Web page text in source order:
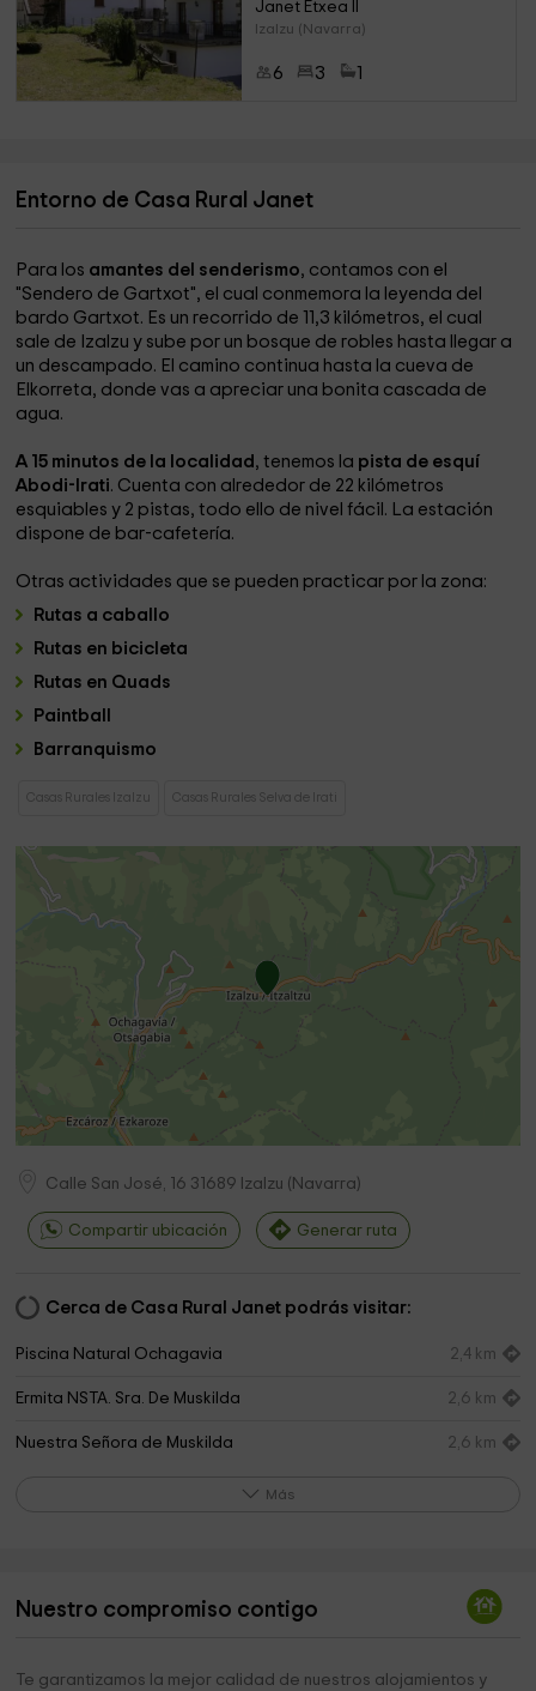
Janet Etxea II
Izalzu (Navarra)
6 3
Entorno de Casa Rural Janet
Para los amantes del senderismo, contamos con el
"Sendero de Gartxot", el cual conmemora la leyenda del
bardo Gartxot. Es un recorrido de 11,3 kilómetros, el cual
sale de Izalzu y sube por un bosque de robles hasta llegar a
un descampado. El camino continua hasta la cueva de
Elkorreta, donde vas a apreciar una bonita cascada de
agua.
A 15 minutos de la localidad , tenemos la pista de esquí
Abodi-Irati. Cuenta con alrededor de 22 kilómetros
esquiables y 2 pistas, todo ello de nivel fácil. La estación
dispone de bar-cafetería.
Otras actividades que se pueden practicar por la zona:
Rutas a caballo
Rutas en bicicleta
Rutas en Quads
Paintball
Barranquismo
Casas Rurales Izalzu Casas Rurales Selva de Irati
Calle San José, 16 31689 Izalzu ( Navarra)
Compartir ubicación Generar ruta
Cerca de Casa Rural Janet podrás visitar:
Piscina Natural Ochagavia 2,4 km
Ermita NSTA. Sra. De Muskilda 2,6 km
Nuestra Señora de Muskilda 2,6 km
Parque infantil 3,1 km
Más
Nuestro compromiso contigo
Te garantizamos la mejor calidad de nuestros alojamientos y